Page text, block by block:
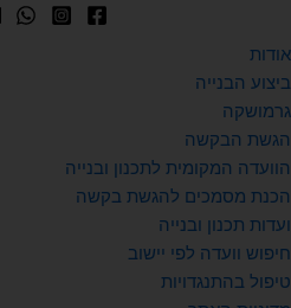
אודות
ביצוע הבנייה
גרמושקה
הגשת הבקשה
הוועדה המקומית לתכנון ובנייה
הכנת מסמכים להגשת בקשה
ועדות תכנון ובנייה
חיפוש וועדה לפי יישוב
טיפול בהתנגדויות